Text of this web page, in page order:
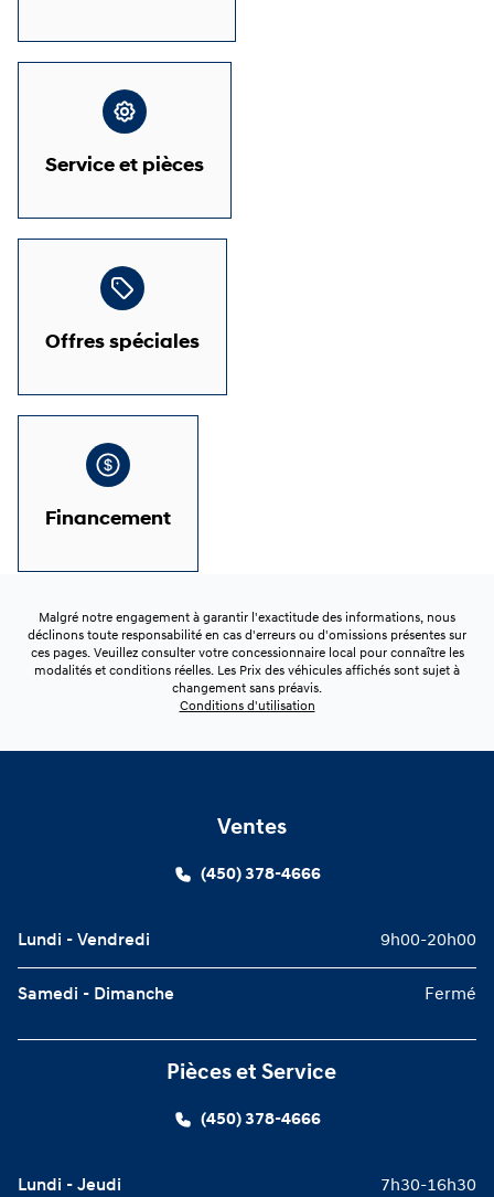
Service et pièces
Offres spéciales
Financement
Malgré notre engagement à garantir l'exactitude des informations, nous
déclinons toute responsabilité en cas d'erreurs ou d'omissions présentes sur
ces pages. Veuillez consulter votre concessionnaire local pour connaître les
modalités et conditions réelles. Les Prix des véhicules affichés sont sujet à
changement sans préavis.
Conditions d'utilisation
Ventes
(450) 378-4666
Lundi - Vendredi 9h00-20h00
Samedi - Dimanche Fermé
Pièces et Service
(450) 378-4666
Lundi - Jeudi 7h30-16h30